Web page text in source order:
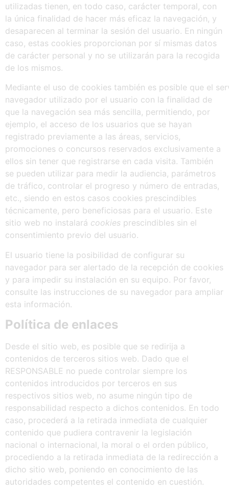
utilizadas tienen, en todo caso, carácter temporal, con
la única finalidad de hacer más eficaz la navegación, y
desaparecen al terminar la sesión del usuario. En ningún
caso, estas cookies proporcionan por sí mismas datos
de carácter personal y no se utilizarán para la recogida
de los mismos.
Mediante el uso de cookies también es posible que el
navegador utilizado por el usuario con la finalidad de
que la navegación sea más sencilla, permitiendo, por
ejemplo, el acceso de los usuarios que se hayan
registrado previamente a las áreas, servicios,
promociones o concursos reservados exclusivamente a
ellos sin tener que registrarse en cada visita. También
se pueden utilizar para medir la audiencia, parámetros
de tráfico, controlar el progreso y número de entradas,
etc., siendo en estos casos cookies prescindibles
técnicamente, pero beneficiosas para el usuario. Este
sitio web no instalará cookies prescindibles sin el
consentimiento previo del usuario.
El usuario tiene la posibilidad de configurar su
navegador para ser alertado de la recepción de cookies
y para impedir su instalación en su equipo. Por favor,
consulte las instrucciones de su navegador para ampliar
esta información.
Política de enlaces
Desde el sitio web, es posible que se redirija a
contenidos de terceros sitios web. Dado que el
RESPONSABLE no puede controlar siempre los
contenidos introducidos por terceros en sus
respectivos sitios web, no asume ningún tipo de
responsabilidad respecto a dichos contenidos. En todo
caso, procederá a la retirada inmediata de cualquier
contenido que pudiera contravenir la legislación
nacional o internacional, la moral o el orden público,
procediendo a la retirada inmediata de la redirección a
dicho sitio web, poniendo en conocimiento de las
autoridades competentes el contenido en cuestión.